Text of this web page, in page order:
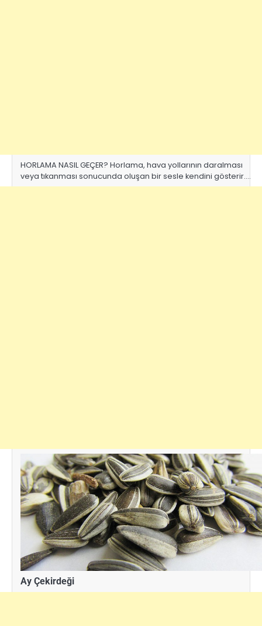
HORLAMA NASIL GEÇER? Horlama, hava yollarının daralması
veya tıkanması sonucunda oluşan bir sesle kendini gösterir.…
Ay Çekirdeği